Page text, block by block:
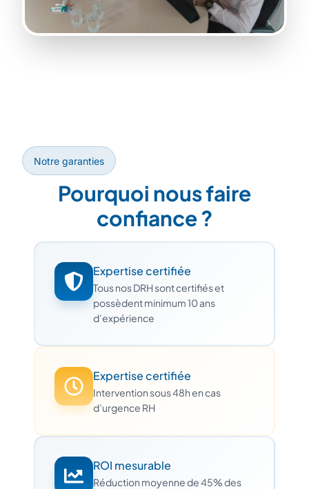
Notre garanties
Pourquoi nous faire
confiance ?
Expertise certifiée
Tous nos DRH sont certifiés et
possèdent minimum 10 ans
d’expérience
Expertise certifiée
Intervention sous 48h en cas
d’urgence RH
ROI mesurable
Réduction moyenne de 45% des